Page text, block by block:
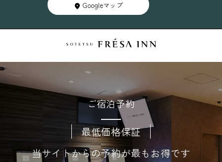
Googleマップ
ご宿泊予約
最低価格保証
当サイトからの予約が最もお得です